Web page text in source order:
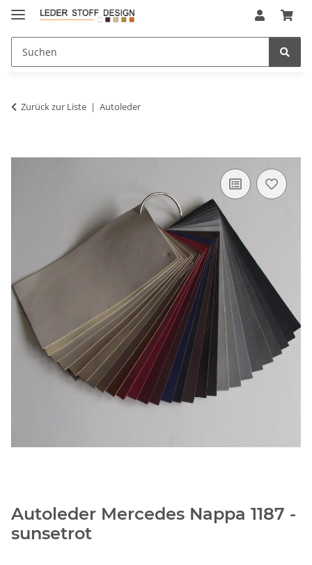
Zurück zur Liste Autoleder
Autoleder Mercedes Nappa 1187 -
sunsetrot